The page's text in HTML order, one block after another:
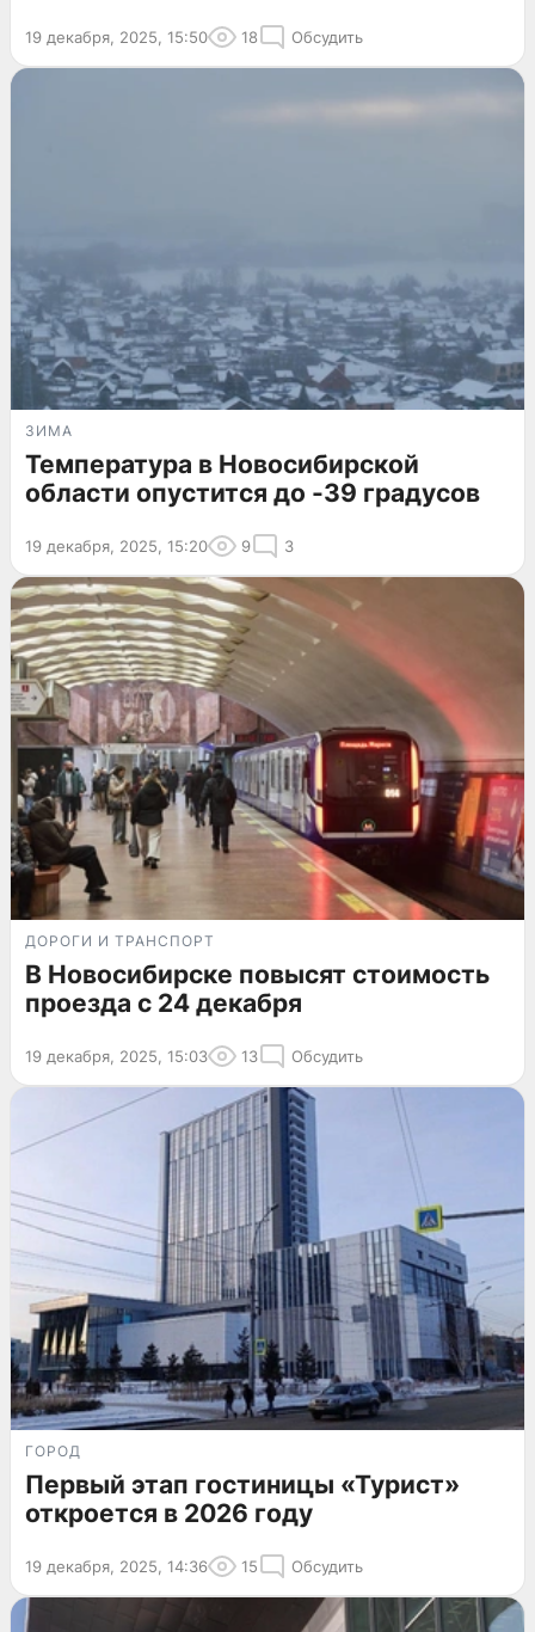
19 декабря, 2025, 15:50 18 Обсудить
ЗИМА
Температура в Новосибирской
области опустится до -39 градусов
19 декабря, 2025, 15:20 9 3
ДОРОГИ И ТРАНСПОРТ
В Новосибирске повысят стоимость
проезда с 24 декабря
19 декабря, 2025, 15:03 13 Обсудить
ГОРОД
Первый этап гостиницы «Турист»
откроется в 2026 году
19 декабря, 2025, 14:36 15 Обсудить